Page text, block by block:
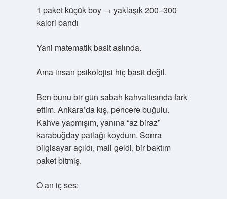
1 paket küçük boy → yaklaşık 200–300
kalori bandı
Yani matematik basit aslında.
Ama insan psikolojisi hiç basit değil.
Ben bunu bir gün sabah kahvaltısında fark
ettim. Ankara’da kış, pencere buğulu.
Kahve yapmışım, yanına “az biraz”
karabuğday patlağı koydum. Sonra
bilgisayar açıldı, mail geldi, bir baktım
paket bitmiş.
O an iç ses: